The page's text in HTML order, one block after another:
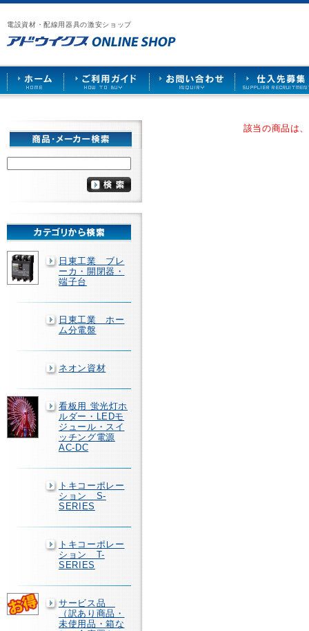
電設資材・配線用器具の激安ショップ
漏
電
ブ
レ
ー
カ
ー
や
照
ケ
ッ
ト
な
で
販
売
ア
ウ
イ
ス
HOME
ご
用
ガ
ド
お
い
合
せ
仕
先
募
日東工業 ブレ
ーカ・開閉器・
端子台
日東工業 ホー
ム分電盤
ネオン資材
看板用 蛍光灯ホ
ルダー・LEDモ
ジュール・スイ
ッチング電源
AC-DC
トキコーポレー
ション S-
SERIES
トキコーポレー
ション T-
SERIES
サービス品
（訳あり商品・
未使用品・箱な
該当の商品は